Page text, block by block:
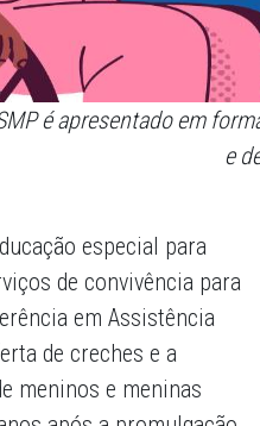
é apresentado em
e
especial para
de convivência para
em Assistência
de creches e a
meninos e meninas